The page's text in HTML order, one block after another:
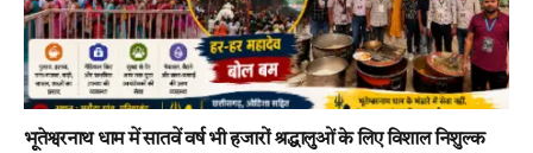
भूतेश्वरनाथ धाम में सातवें वर्ष भी हजारों श्रद्धालुओं के लिए विशाल निशुल्क